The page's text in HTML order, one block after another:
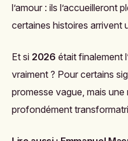
l’amour : ils l’accueilleront
certaines histoires arrivent
Et si 2026 était finalement
vraiment ? Pour certains
promesse vague, mais
profondément